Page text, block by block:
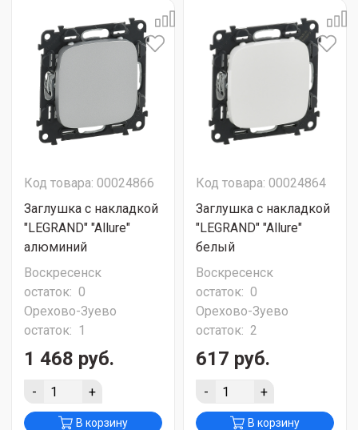
Код товара: 00024866
Заглушка с накладкой
"LEGRAND" "Allure"
алюминий
Воскресенск
остаток: 0
Орехово-Зуево
остаток: 1
1 468 руб.
- +
В корзину
Код товара: 00024864
Заглушка с накладкой
"LEGRAND" "Allure"
белый
Воскресенск
остаток: 0
Орехово-Зуево
остаток: 2
617 руб.
- +
В корзину